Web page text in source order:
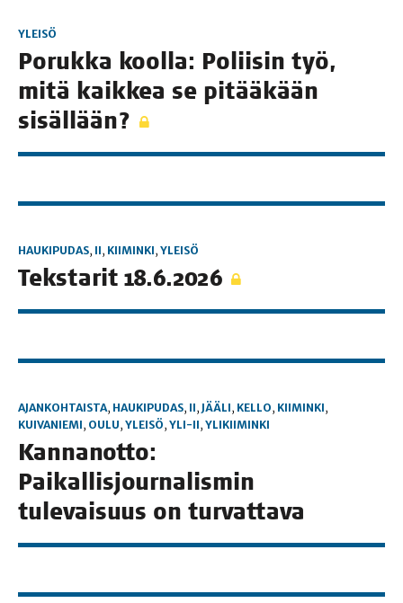
YLEISÖ
Poruk­ka kool­la: Polii­sin työ,
mitä kaik­kea se pitää­kään
sisällään?
HAUKIPUDAS, II, KIIMINKI, YLEISÖ
Teks­ta­rit 18.6.2026
AJANKOHTAISTA, HAUKIPUDAS, II, JÄÄLI, KELLO, KIIMINKI,
KUIVANIEMI, OULU, YLEISÖ, YLI-II, YLIKIIMINKI
Kan­nan­ot­to:
Pai­kal­lis­jour­na­lis­min
tule­vai­suus on turvattava